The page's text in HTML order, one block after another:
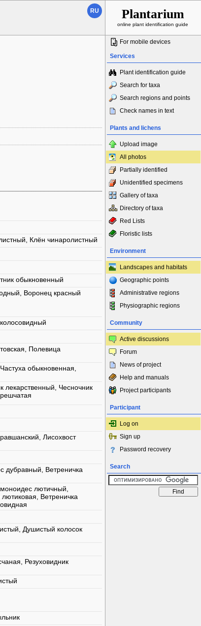
RU Plantarium
online plant identification guide
Клён чинаролистный
обыкновенный
Воронец красный
Полевица
обыкновенная,
лекарственный, Чесночник
Лисохвост
дубравный, Ветреничка
лютичный,
Ветреничка
Душистый колосок
Резуховидник
For mobile devices
Services
Plant identification guide
Search for taxa
Search regions and points
Check names in text
Plants and lichens
Upload image
All photos
Partially identified
Unidentified specimens
Gallery of taxa
Directory of taxa
Red Lists
Floristic lists
Environment
Landscapes and habitats
Geographic points
Administrative regions
Physiographic regions
Community
Active discussions
Forum
News of project
Help and manuals
Project participants
Participant
Log on
Sign up
Password recovery
Search